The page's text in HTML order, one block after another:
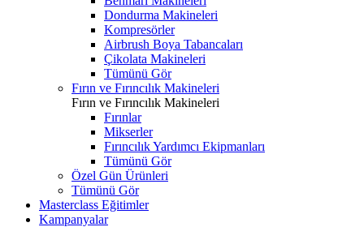
Dondurma Makineleri
Kompresörler
Airbrush Boya Tabancaları
Çikolata Makineleri
Tümünü Gör
Fırın ve Fırıncılık Makineleri
Fırın ve Fırıncılık Makineleri
Fırınlar
Mikserler
Fırıncılık Yardımcı Ekipmanları
Tümünü Gör
Özel Gün Ürünleri
Tümünü Gör
Masterclass Eğitimler
Kampanyalar